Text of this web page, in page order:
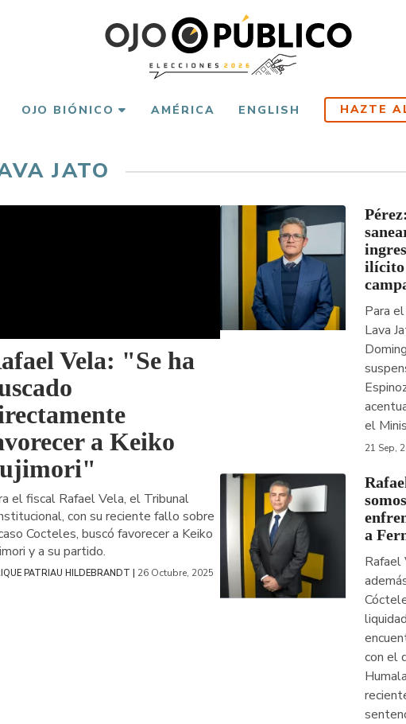
OJO BIÓNICO AMÉRICA ENGLISH HAZTE
JATO
Vela: "Se ha
a Keiko
el fiscal Rafael Vela, el Tribunal
con su reciente fallo sobre
Cocteles, buscó favorecer a Keiko
y a su partido.
PATRIAU HILDEBRANDT | 26 Octubre, 2025
ilícito
Para
Lava
el
21 Sep,
a
Rafael
con el